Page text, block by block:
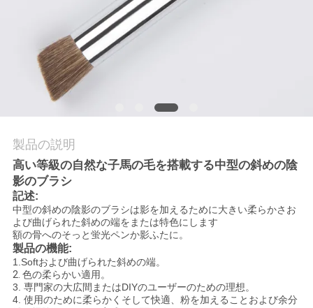
PRIVACY
POLICY
製品の説明
高い等級の自然な子馬の毛を搭載する中型の斜めの陰
影のブラシ
記述:
中型の斜めの陰影のブラシは影を加えるために大きい柔らかさお
よび曲げられた斜めの端をまたは特色にします
額の骨へのそっと蛍光ペンか影ふたに。
製品の機能:
1.Softおよび曲げられた斜めの端。
2. 色の柔らかい適用。
3. 専門家の大広間またはDIYのユーザーのための理想。
4. 使用のために柔らかくそして快適、粉を加えることおよび余分